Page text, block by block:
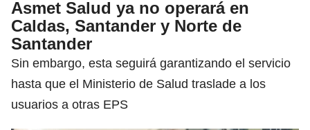
Asmet Salud ya no operará en
Caldas, Santander y Norte de
Santander
Sin embargo, esta seguirá garantizando el servicio
hasta que el Ministerio de Salud traslade a los
usuarios a otras EPS